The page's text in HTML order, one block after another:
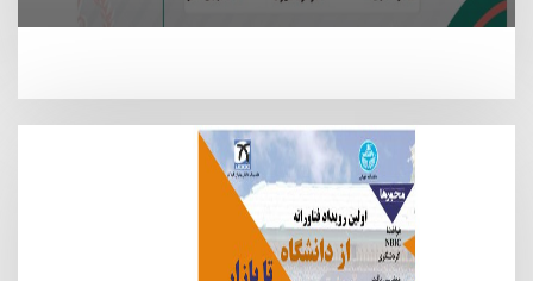
ویدئو
27 استارتاپ